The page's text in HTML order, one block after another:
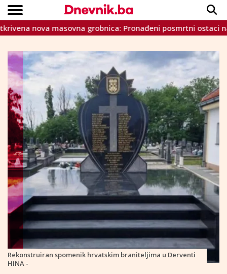
VIJESTI
SPORT
INTERVIEW
TEME
CRNA KRONIKA
LIFESTYLE
Copyright © Dnevnik.ba 2023.
masovna grobnica: Pronađeni posmrtni ostaci
Rekonstruiran spomenik hrvatskim braniteljima u Derventi
HINA -